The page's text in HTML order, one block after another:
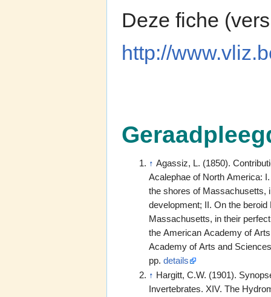
Deze fiche
http://
↑ Agassiz, L. (1850).
Acalephae of North America:
the shores of Massachusetts,
development; II. On the
Massachusetts, in their
the American Academy of
Academy of Arts and
pp. details
↑ Hargitt, C.W. (1901).
Invertebrates. XIV. The